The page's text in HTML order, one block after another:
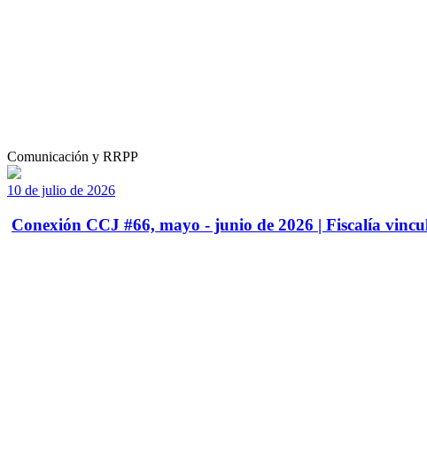
Comunicación y RRPP
10 de julio de 2026
Conexión CCJ #66, mayo - junio de 2026 | Fiscalía